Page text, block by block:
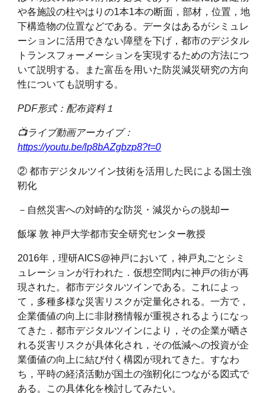
や各施設の柱やはりの1本1本の断面，部材，位置，地
下構造物の位置などである。データはあるがシミュレ
ーションに活用できない障壁を下げ，都市のデジタル
トランスフォーメーションを実現するための方法につ
いて説明する。また富岳を用いた防災減災研究の方向
性についても説明する。
PDF形式：配布資料１
📺ライブ動画アーカイブ：
https://youtu.be/lp8bAZgbzp8?t=0
② 都市デジタルツイン技術を活用した民による国土強
靭化
－自然災害への対峙的な防災・減災からの脱却ー
飯塚 敦 神戸大学都市安全研究センター教授
2016年，理研AICS@神戸において，神戸丸ごとシミ
ュレーションが行われた．仮想空間内に神戸の街が再
現された。都市デジタルツインである。これによっ
て，多種多様な災害リスクが定量化される。一方で，
企業価値の向上に非財務情報が重視されるようになっ
てきた．都市デジタルツインにより，その企業が晒さ
れる災害リスクが具体化され，その低減への投資が企
業価値の向上に結び付く構図が現れてきた。すなわ
ち，平時の経済活動が国土の強靭化につながる図式で
ある。この具体化を検討してみたい。